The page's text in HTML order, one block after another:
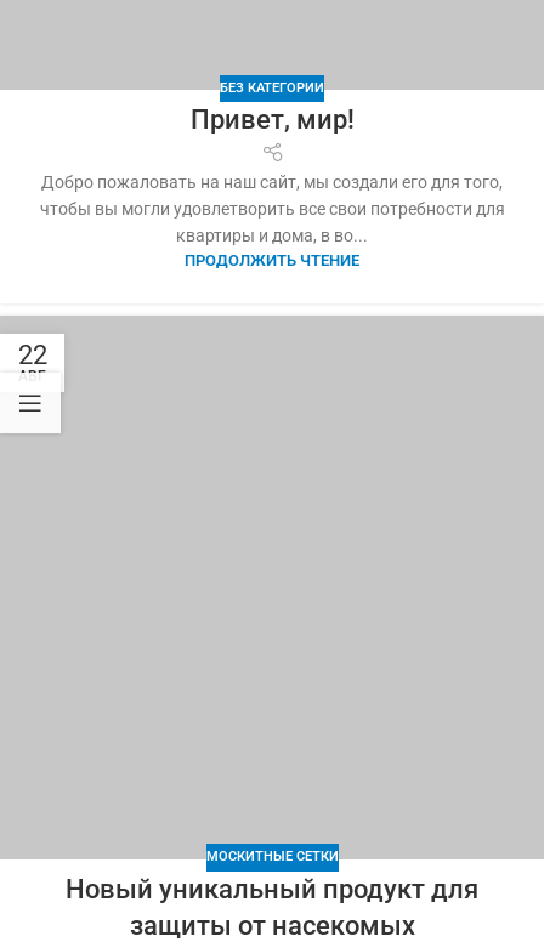
БЕЗ КАТЕГОРИИ
Привет, мир!
Добро пожаловать на наш сайт, мы создали его для того,
чтобы вы могли удовлетворить все свои потребности для
квартиры и дома, в во...
ПРОДОЛЖИТЬ ЧТЕНИЕ
22
АВГ
МОСКИТНЫЕ СЕТКИ
Новый уникальный продукт для
защиты от насекомых